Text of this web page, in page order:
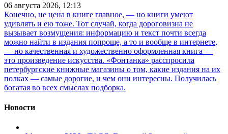
06 августа 2026, 12:13
Конечно, не цена в книге главное, — но книги умеют
удивлять и ею тоже. Тот случай, когда дороговизна не
вызывает возмущения: информацию и текст почти всегда
можно найти в издания попроще, а то и вообще в интернете,
— но качественная и художественно оформленная книга —
это произведение искусства. «Фонтанка» расспросила
петербургские книжные магазины о том, какие издания на их
полках — самые дорогие, и чем они интересны. Получилась
богатая во всех смыслах подборка.
Новости